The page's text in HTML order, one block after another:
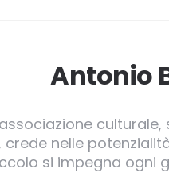
Antonio
culturale,
nelle
si impegna ogni